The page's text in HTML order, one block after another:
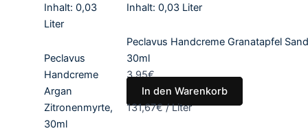
Inhalt: 0,03
Liter
Peclavus
Handcreme
Argan
Zitronenmyrte,
30ml
Inhalt: 0,03 Liter
Peclavus Handcreme Granatapfel
30ml
3,95€
In den Warenkorb
131,67€/Liter